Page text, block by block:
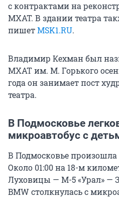
с контрактами на
МХАТ. В здании театра
пишетMSK1.RU.
Владимир Кехман был
МХАТ им. М. Горького
года он занимает пост
театра.
В Подмосковье
микроавтобус с
В Подмосковье произошла
Около 01:00 на 18-м
Луховицы — М-5 «Урал» —
BMW столкнулась с